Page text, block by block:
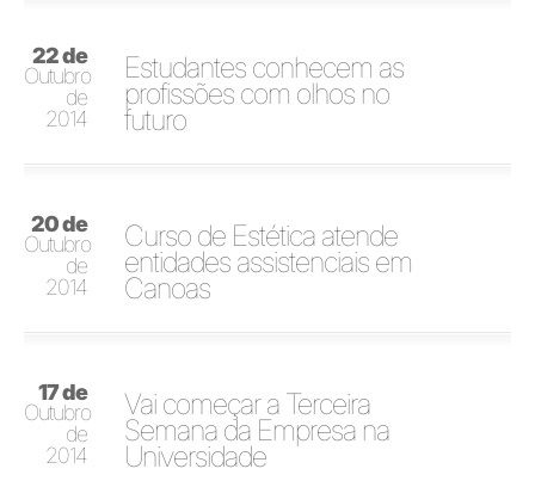
22 de
Outubro
de
2014
Estudantes conhecem as
profissões com olhos no
futuro
20 de
Outubro
de
2014
Curso de Estética atende
entidades assistenciais em
Canoas
17 de
Outubro
de
2014
Vai começar a Terceira
Semana da Empresa na
Universidade